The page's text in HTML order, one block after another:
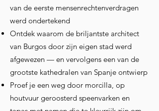
van de eerste mensenrechtenverdragen
werd ondertekend
Ontdek waarom de briljantste architect
van Burgos door zijn eigen stad werd
afgewezen — en vervolgens een van de
grootste kathedralen van Spanje ontwierp
Proef je een weg door morcilla, op
houtvuur geroosterd speenvarken en